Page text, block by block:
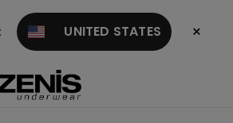
UNITED STATES ×